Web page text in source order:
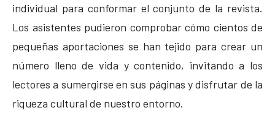
individual para conformar el conjunto de la revista.
Los asistentes pudieron comprobar cómo cientos de
pequeñas aportaciones se han tejido para crear un
número lleno de vida y contenido, invitando a los
lectores a sumergirse en sus páginas y disfrutar de la
riqueza cultural de nuestro entorno.